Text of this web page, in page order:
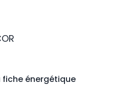
fiche énergétique